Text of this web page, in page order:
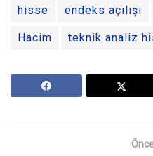
hisse endeks açılışı
Hacim teknik analiz